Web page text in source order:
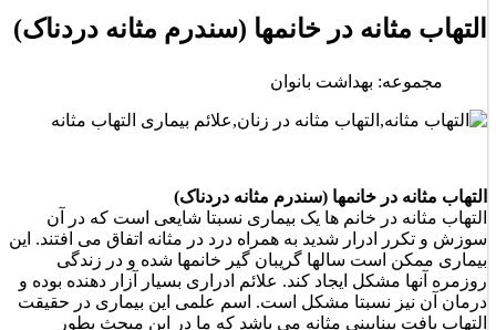
التهاب مثانه در خانمها (سندرم مثانه دردناک)
مجموعه: بهداشت بانوان
التهاب مثانه در خانمها (سندرم مثانه دردناک)
التهاب مثانه در خانم ها یک بیماری نسبتا شایعی است که در آن
سوزش و تکرر ادرار شدید به همراه درد در مثانه اتفاق می افتند. این
بیماری ممکن است سالها گریبان گیر خانمها شده و در زندگی
روزمره آنها مشکل ایجاد کند. علائم ادراری بسیار آزار دهنده بوده و
درمان آن نیز نسبتا مشکل است. اسم علمی این بیماری در حقیقت
التهاب بافت بینابینی مثانه می باشد که ما در این مبحث بطور